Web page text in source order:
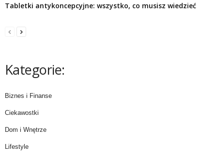
Tabletki antykoncepcyjne: wszystko, co musisz wiedzieć
Kategorie:
Biznes i Finanse
Ciekawostki
Dom i Wnętrze
Lifestyle